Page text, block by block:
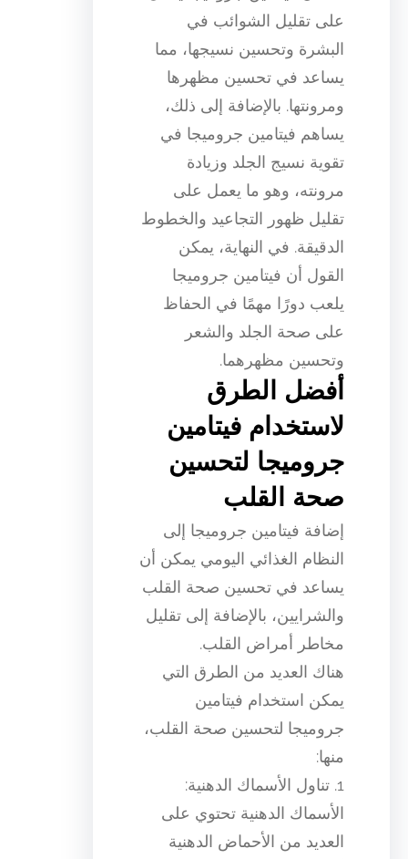
على تقليل الشوائب في
البشرة وتحسين نسيجها، مما
يساعد في تحسين مظهرها
ومرونتها. بالإضافة إلى ذلك،
يساهم فيتامين جروميجا في
تقوية نسيج الجلد وزيادة
مرونته، وهو ما يعمل على
تقليل ظهور التجاعيد والخطوط
الدقيقة. في النهاية، يمكن
القول أن فيتامين جروميجا
يلعب دورًا مهمًا في الحفاظ
على صحة الجلد والشعر
وتحسين مظهرهما.
أفضل الطرق
لاستخدام فيتامين
جروميجا لتحسين
صحة القلب
إضافة فيتامين جروميجا إلى
النظام الغذائي اليومي يمكن أن
يساعد في تحسين صحة القلب
والشرايين، بالإضافة إلى تقليل
مخاطر أمراض القلب.
هناك العديد من الطرق التي
يمكن استخدام فيتامين
جروميجا لتحسين صحة القلب،
منها:
1. تناول الأسماك الدهنية:
الأسماك الدهنية تحتوي على
العديد من الأحماض الدهنية